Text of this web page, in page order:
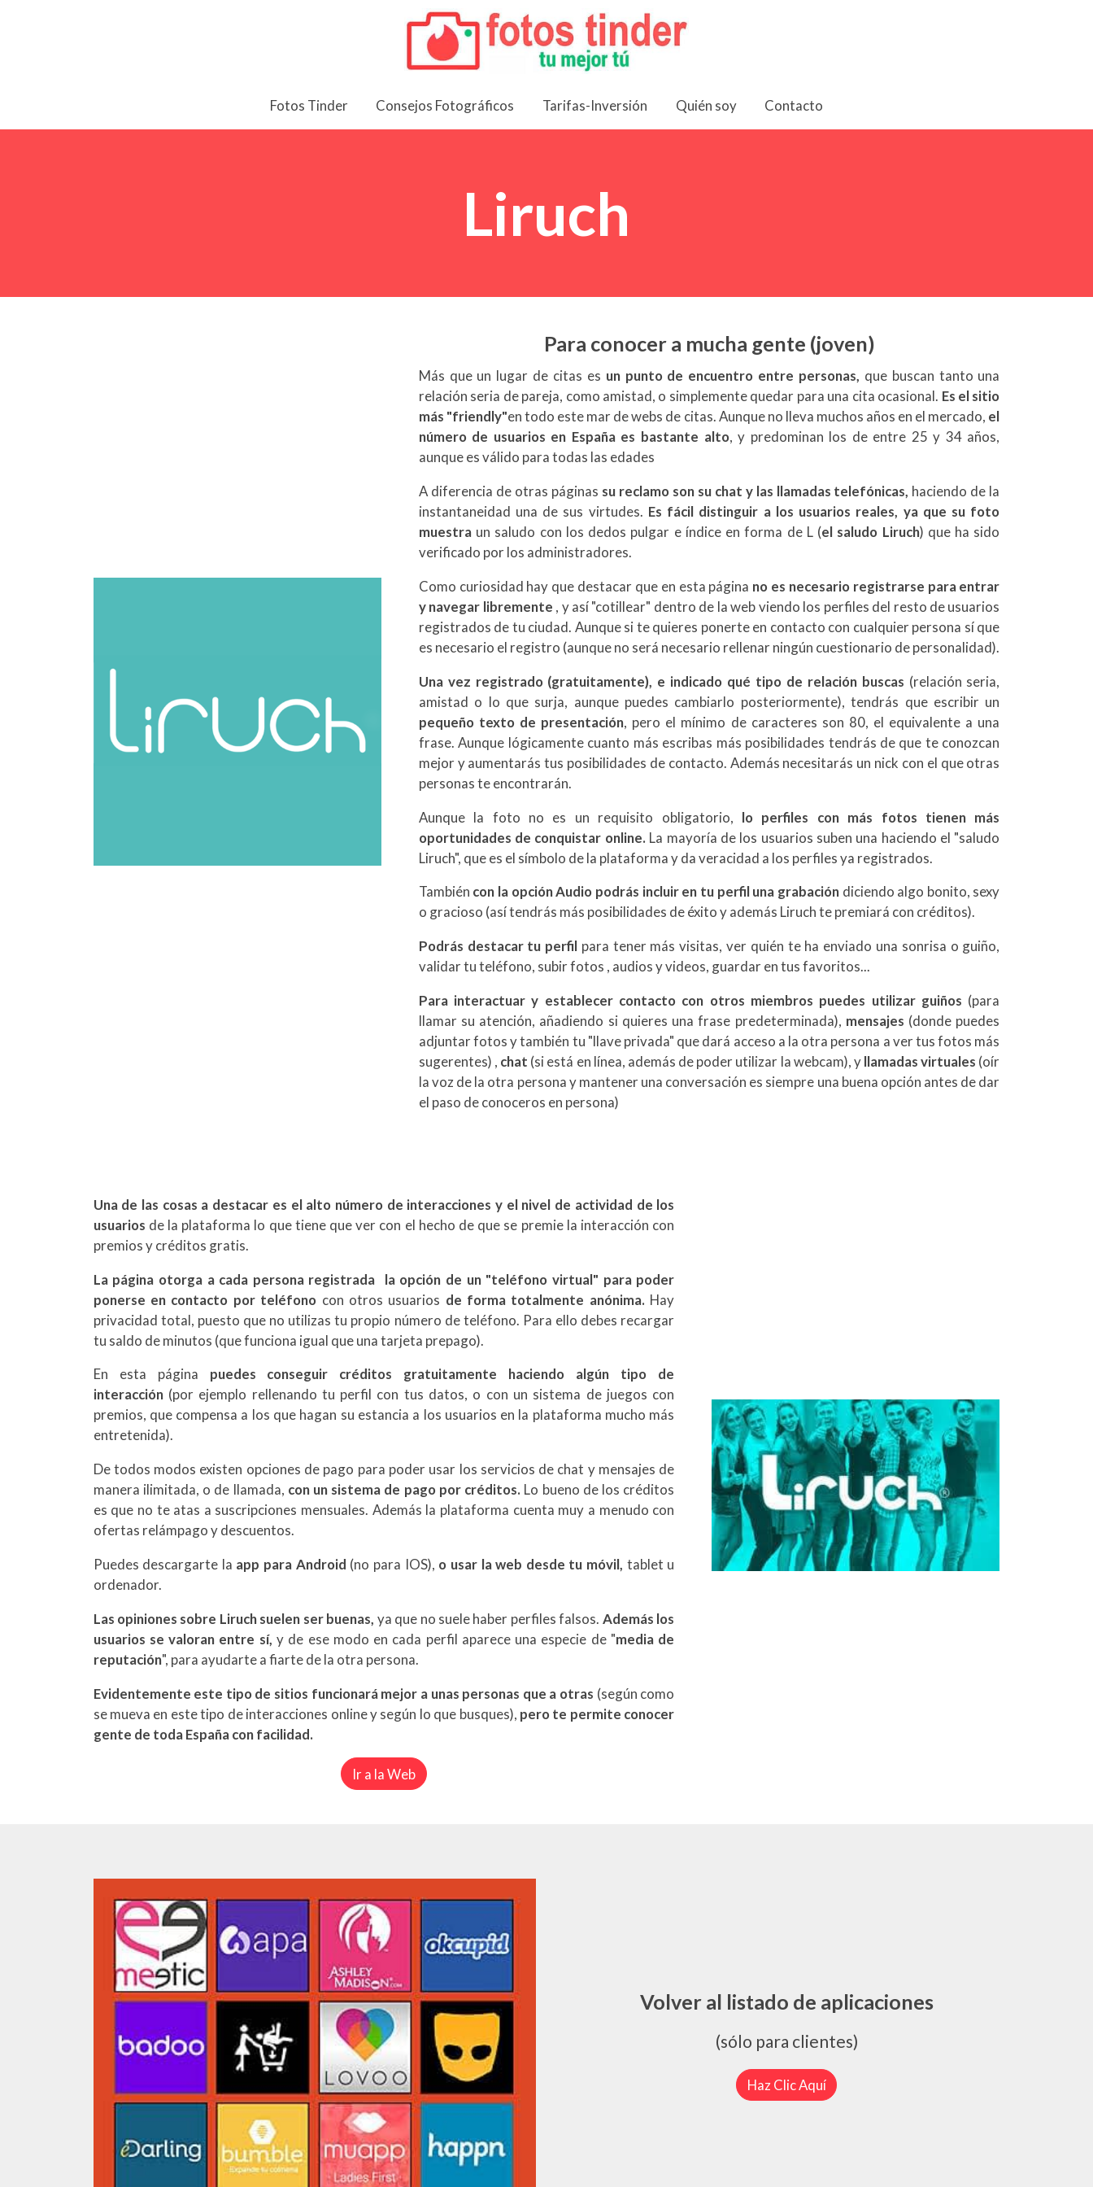
Fotos Tinder Consejos Fotográficos Tarifas-Inversión Quién soy Contacto
Liruch
Para conocer a mucha gente (joven)
Más que un lugar de citas es un punto de encuentro entre personas, que buscan tanto una
relación seria de pareja, como amistad, o simplemente quedar para una cita ocasional. Es el sitio
más "friendly"en todo este mar de webs de citas. Aunque no lleva muchos años en el mercado, el
número de usuarios en España es bastante alto, y predominan los de entre 25 y 34 años,
aunque es válido para todas las edades
A diferencia de otras páginas su reclamo son su chat y las llamadas telefónicas, haciendo de la
instantaneidad una de sus virtudes. Es fácil distinguir a los usuarios reales, ya que su foto
muestra un saludo con los dedos pulgar e índice en forma de L (el saludo Liruch) que ha sido
verificado por los administradores.
Como curiosidad hay que destacar que en esta página no es necesario registrarse para entrar
y navegar libremente , y así "cotillear" dentro de la web viendo los perfiles del resto de usuarios
registrados de tu ciudad. Aunque si te quieres ponerte en contacto con cualquier persona sí que
es necesario el registro (aunque no será necesario rellenar ningún cuestionario de personalidad).
Una vez registrado (gratuitamente), e indicado qué tipo de relación buscas (relación seria,
amistad o lo que surja, aunque puedes cambiarlo posteriormente), tendrás que escribir un
pequeño texto de presentación, pero el mínimo de caracteres son 80, el equivalente a una
frase. Aunque lógicamente cuanto más escribas más posibilidades tendrás de que te conozcan
mejor y aumentarás tus posibilidades de contacto. Además necesitarás un nick con el que otras
personas te encontrarán.
Aunque la foto no es un requisito obligatorio, lo perfiles con más fotos tienen más
oportunidades de conquistar online. La mayoría de los usuarios suben una haciendo el "saludo
Liruch", que es el símbolo de la plataforma y da veracidad a los perfiles ya registrados.
También con la opción Audio podrás incluir en tu perfil una grabación diciendo algo bonito, sexy
o gracioso (así tendrás más posibilidades de éxito y además Liruch te premiará con créditos).
Podrás destacar tu perfil para tener más visitas, ver quién te ha enviado una sonrisa o guiño,
validar tu teléfono, subir fotos , audios y videos, guardar en tus favoritos...
Para interactuar y establecer contacto con otros miembros puedes utilizar guiños (para
llamar su atención, añadiendo si quieres una frase predeterminada), mensajes (donde puedes
adjuntar fotos y también tu "llave privada" que dará acceso a la otra persona a ver tus fotos más
sugerentes) , chat (si está en línea, además de poder utilizar la webcam), yllamadas virtuales (oír
la voz de la otra persona y mantener una conversación es siempre una buena opción antes de dar
el paso de conoceros en persona)
Una de las cosas a destacar es el alto número de interacciones y el nivel de actividad de los
usuarios de la plataforma lo que tiene que ver con el hecho de que se premie la interacción con
premios y créditos gratis.
La página otorga a cada persona registrada la opción de un "teléfono virtual" para poder
ponerse en contacto por teléfono con otros usuarios de forma totalmente anónima. Hay
privacidad total, puesto que no utilizas tu propio número de teléfono. Para ello debes recargar
tu saldo de minutos (que funciona igual que una tarjeta prepago).
En esta página puedes conseguir créditos gratuitamente haciendo algún tipo de
interacción(por ejemplo rellenando tu perfil con tus datos, o con un sistema de juegos con
premios, que compensa a los que hagan su estancia a los usuarios en la plataforma mucho más
entretenida).
De todos modos existen opciones de pago para poder usar los servicios de chat y mensajes de
manera ilimitada, o de llamada, con un sistema de pago por créditos. Lo bueno de los créditos
es que no te atas a suscripciones mensuales. Además la plataforma cuenta muy a menudo con
ofertas relámpago y descuentos.
Puedes descargarte la app para Android (no para IOS), o usar la web desde tu móvil, tablet u
ordenador.
Las opiniones sobre Liruch suelen ser buenas, ya que no suele haber perfiles falsos. Además los
usuarios se valoran entre sí, y de ese modo en cada perfil aparece una especie de "media de
reputación", para ayudarte a fiarte de la otra persona.
Evidentemente este tipo de sitios funcionará mejor a unas personas que a otras (según como
se mueva en este tipo de interacciones online y según lo que busques), pero te permite conocer
gente de toda España con facilidad.
Ir a la Web
Volver al listado de aplicaciones
(sólo para clientes)
Haz Clic Aquí